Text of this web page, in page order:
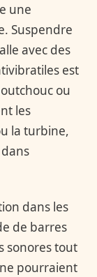
une
Suspendre
avec des
est
ou
les
la turbine,
dans les
de barres
sonores tout
pourraient